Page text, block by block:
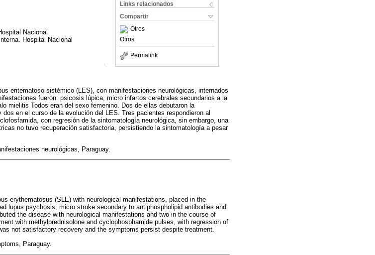
Links relacionados
Compartir
Otros
Otros
Permalink
Nacional
Hospital Nacional
eritematoso sistémico (LES), con manifestaciones neurológicas, internados
fueron: psicosis lúpica, micro infartos cerebrales secundarios a la
mielitis Todos eran del sexo femenino. Dos de ellas debutaron la
en el curso de la evolución del LES. Tres pacientes respondieron al
con regresión de la sintomatología neurológica, sin embargo, una
no tuvo recuperación satisfactoria, persistiendo la sintomatología a pesar
neurológicas, Paraguay.
erythematosus (SLE) with neurological manifestations, placed in the
lupus psychosis, micro stroke secondary to antiphospholipid antibodies and
the disease with neurological manifestations and two in the course of
with methylprednisolone and cyclophosphamide pulses, with regression of
not satisfactory recovery and the symptoms persist despite treatment.
Paraguay.